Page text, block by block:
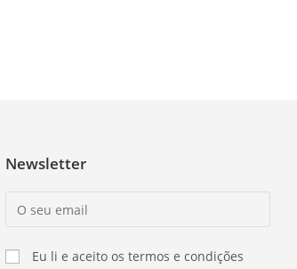
Newsletter
Eu li e aceito os termos e condições